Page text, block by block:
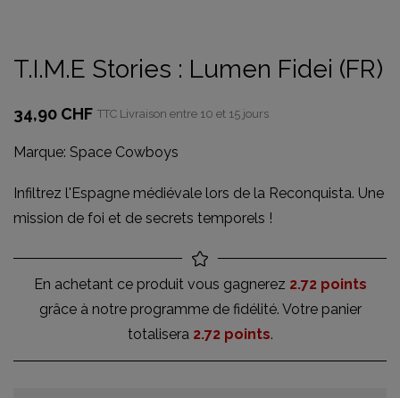
T.I.M.E Stories : Lumen Fidei (FR)
34,90 CHF TTC Livraison entre 10 et 15 jours
Marque: Space Cowboys
Infiltrez l'Espagne médiévale lors de la Reconquista. Une
mission de foi et de secrets temporels !
En achetant ce produit vous gagnerez 2.72 points
grâce à notre programme de fidélité. Votre panier
totalisera 2.72 points.